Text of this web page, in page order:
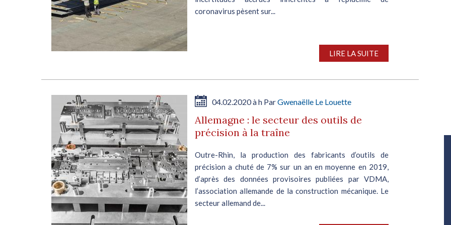
coronavirus pèsent sur...
LIRE LA SUITE
04.02.2020 à h ParGwenaëlle Le Louette
Allemagne : le secteur des outils de
précision à la traîne
Outre-Rhin, la production des fabricants d’outils de
précision a chuté de 7% sur un an en moyenne en 2019,
d’après des données provisoires publiées par VDMA,
l’association allemande de la construction mécanique. Le
secteur allemand de...
Du 06/10/2026 au 08/10/2026